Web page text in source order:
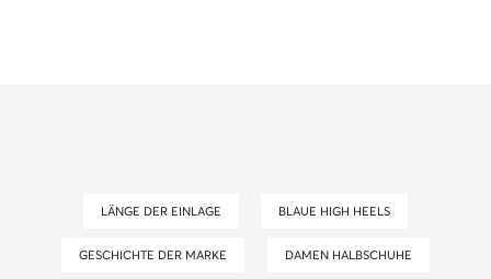
LÄNGE DER EINLAGE BLAUE HIGH HEELS
GESCHICHTE DER MARKE DAMEN HALBSCHUHE